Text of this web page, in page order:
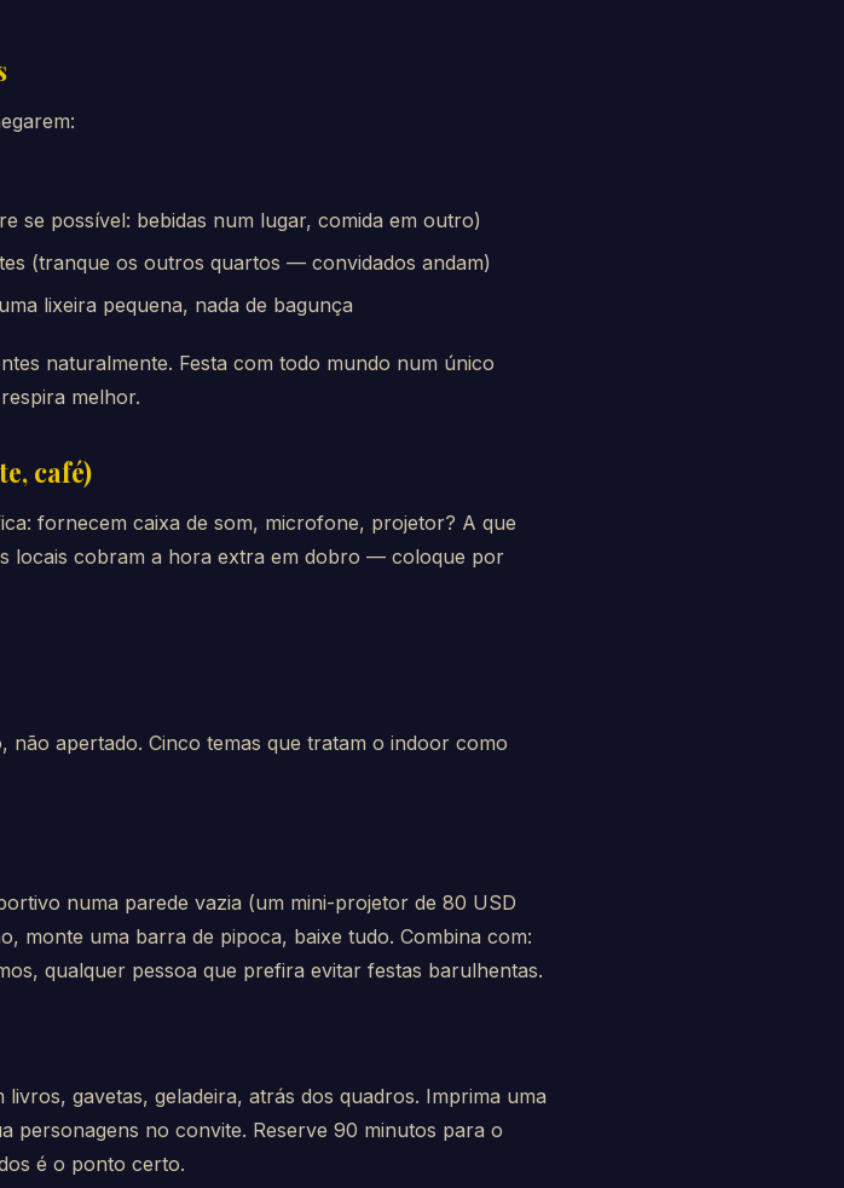
se possível: bebidas num lugar, comida em outro)
(tranque os outros quartos — convidados andam)
lixeira pequena, nada de bagunça
naturalmente. Festa com todo mundo num único
melhor.
café)
fornecem caixa de som, microfone, projetor? A que
locais cobram a hora extra em dobro — coloque por
apertado. Cinco temas que tratam o indoor como
numa parede vazia (um mini-projetor de 80 USD
monte uma barra de pipoca, baixe tudo. Combina com:
qualquer pessoa que prefira evitar festas barulhentas.
gavetas, geladeira, atrás dos quadros. Imprima uma
personagens no convite. Reserve 90 minutos para o
é o ponto certo.